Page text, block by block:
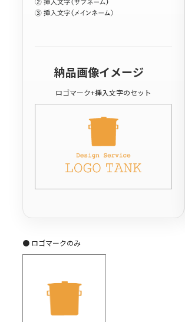
納品画像イメージ
ロゴマーク+挿入文字のセット
● ロゴマークのみ